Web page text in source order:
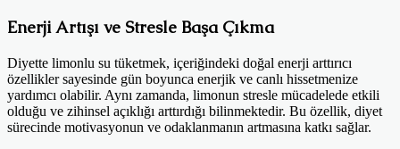
Enerji Artışı ve Stresle Başa Çıkma
Diyette limonlu su tüketmek, içeriğindeki doğal enerji arttırıcı
özellikler sayesinde gün boyunca enerjik ve canlı hissetmenize
yardımcı olabilir. Aynı zamanda, limonun stresle mücadelede etkili
olduğu ve zihinsel açıklığı arttırdığı bilinmektedir. Bu özellik, diyet
sürecinde motivasyonun ve odaklanmanın artmasına katkı sağlar.